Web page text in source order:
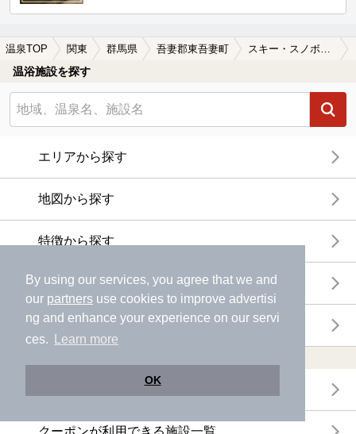
By using our services, you agree that we and
our partners use cookies to improve advertisi
ng and enhance your experience on our servi
ces.
Learn more
OK
温泉TOP 関東 群馬県 吾妻郡東吾妻町 スキー・スノボが楽しめる吾妻郡東吾妻町の温泉、日帰り温泉、スーパー銭湯おすすめ
温浴施設を探す
エリアから探す
地図から探す
特徴から探す
温泉地から探す
関連キーワードから探す
電子チケットが利用できる施設一覧